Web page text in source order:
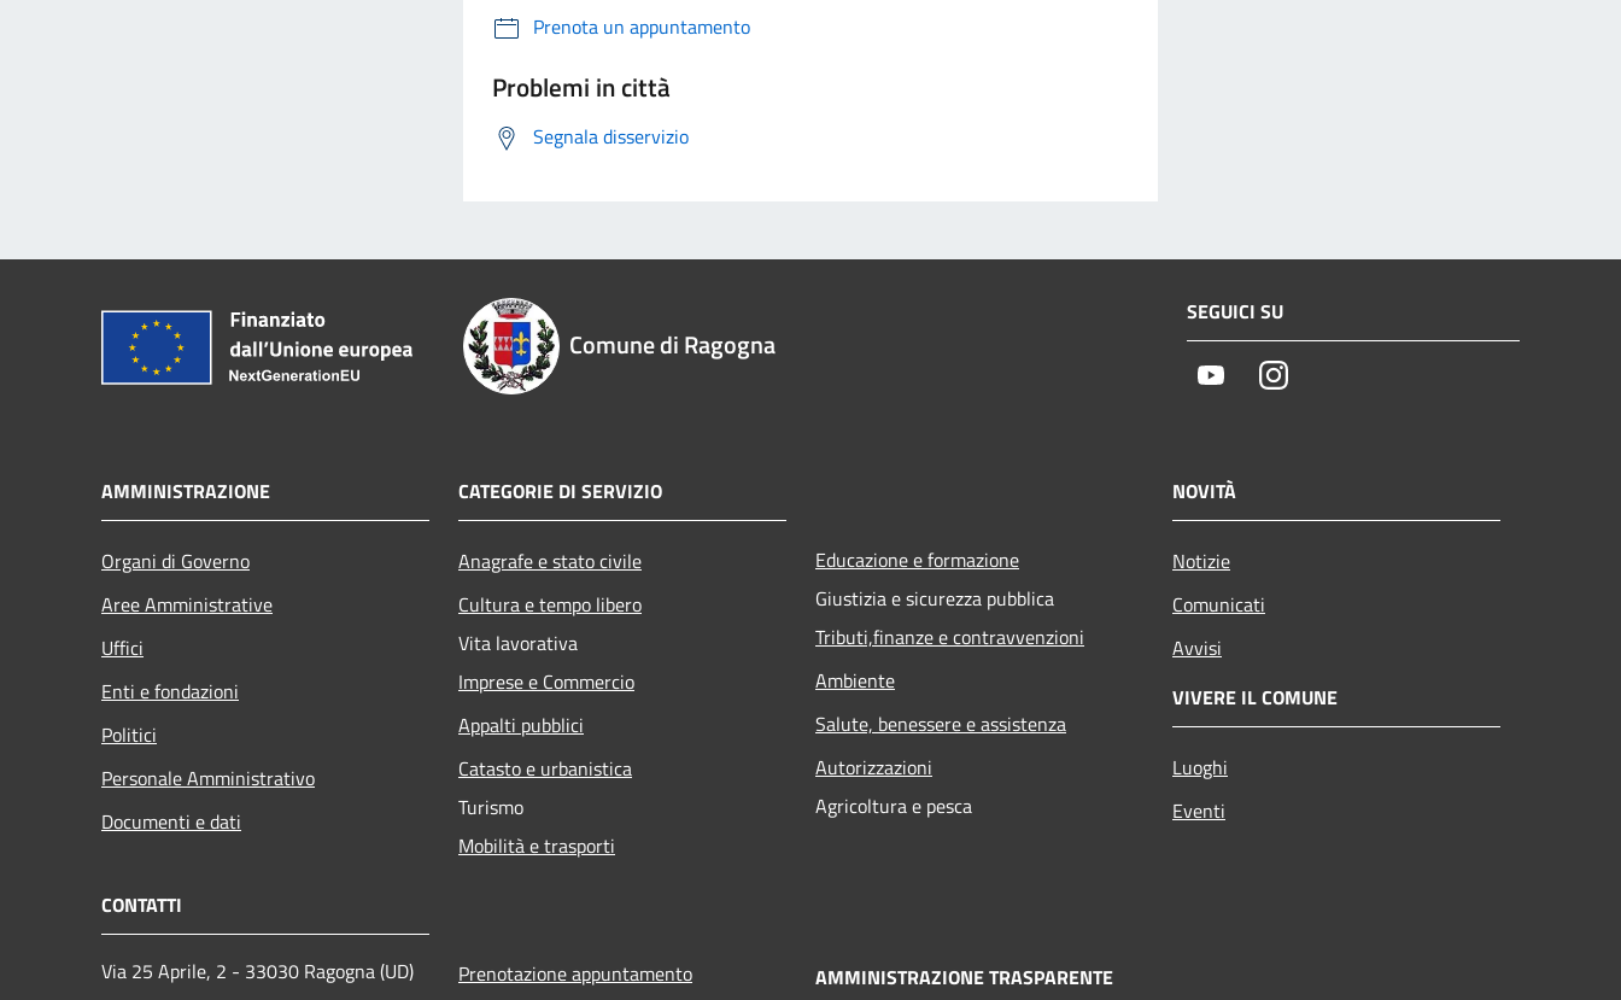
Prenota un appuntamento
Problemi in città
Segnala disservizio
Comune di Ragogna
SEGUICI SU
YoutubeInstagram
AMMINISTRAZIONE
Organi di Governo
Aree Amministrative
Uffici
Enti e fondazioni
Politici
Personale Amministrativo
Documenti e dati
CATEGORIE DI SERVIZIO
Anagrafe e stato civile
Cultura e tempo libero
Vita lavorativa
Imprese e Commercio
Appalti pubblici
Catasto e urbanistica
Turismo
Mobilità e trasporti
Educazione e formazione
Giustizia e sicurezza pubblica
Tributi,finanze e contravvenzioni
Ambiente
Salute, benessere e assistenza
Autorizzazioni
Agricoltura e pesca
NOVITÀ
Notizie
Comunicati
Avvisi
VIVERE IL COMUNE
Luoghi
Eventi
CONTATTI
Via 25 Aprile, 2 - 33030 Ragogna (UD)
Prenotazione appuntamento
AMMINISTRAZIONE TRASPARENTE